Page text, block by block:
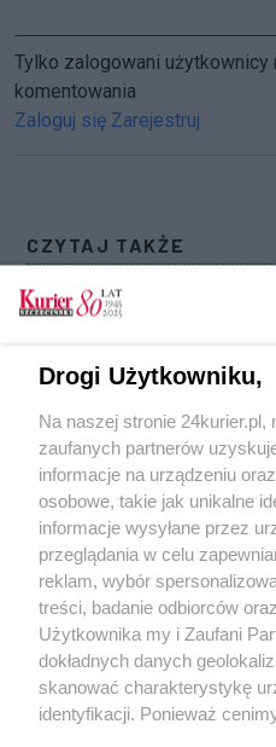
Tylko zalogowani użytkownicy
komentowania
Zaloguj się Zarejestruj
CZYTAJ TAKŻE
Spór o skalę zabudowy w
prezesów
Zakończono rewitalizację
centrum Szczecina
POGODA
23℃
Zobacz prognozę na 3 dni
Drogi Użytkowniku,
Na naszej stronie
zaufanych partnerów
informacje na urządzeniu
osobowe, takie jak unikalne
informacje wysyłane przez
przeglądania w celu
reklam, wybór
treści, badanie odbiorców
Użytkownika my i Zaufani
dokładnych danych
skanować charakterystykę
identyfikacji. Ponieważ